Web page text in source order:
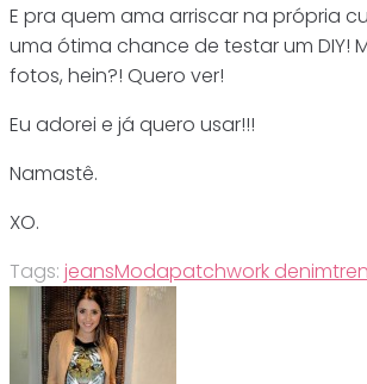
E pra quem ama arriscar na própria
uma ótima chance de testar um DIY!
fotos, hein?! Quero ver!
Eu adorei e já quero usar!!!
Namastê.
XO.
Tags: jeansModapatchwork denim